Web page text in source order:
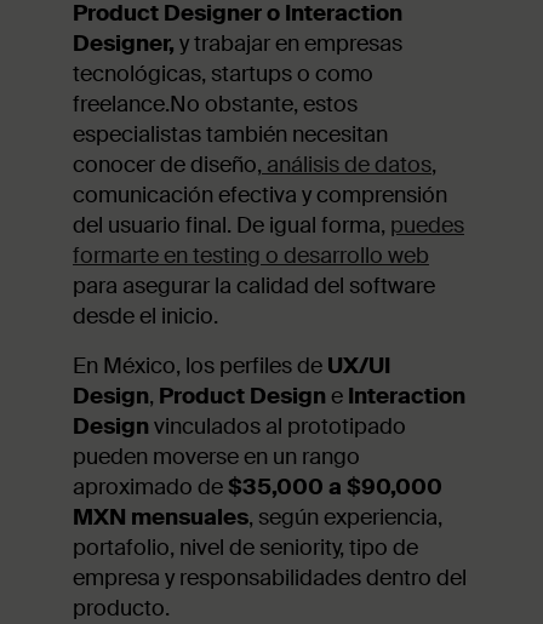
Product Designer o Interaction
Designer, y trabajar en empresas
tecnológicas, startups o como
freelance.No obstante, estos
especialistas también necesitan
conocer de diseño, análisis de datos,
comunicación efectiva y comprensión
del usuario final. De igual forma, puedes
formarte en testing o desarrollo web
para asegurar la calidad del software
desde el inicio.
En México, los perfiles de UX/UI
Design, Product Design e Interaction
Design vinculados al prototipado
pueden moverse en un rango
aproximado de$35,000 a $90,000
MXN mensuales, según experiencia,
portafolio, nivel de seniority, tipo de
empresa y responsabilidades dentro del
producto.